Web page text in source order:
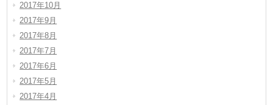
2017年10月
2017年9月
2017年8月
2017年7月
2017年6月
2017年5月
2017年4月